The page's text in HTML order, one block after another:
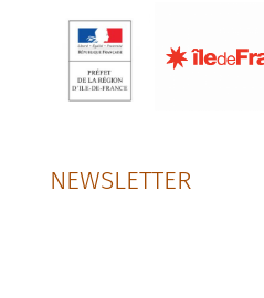
NEWSLETTER